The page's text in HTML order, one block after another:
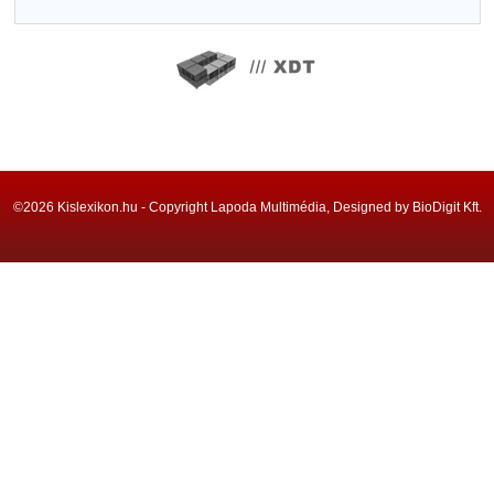
©2026 Kislexikon.hu - Copyright Lapoda Multimédia, Designed by BioDigit Kft.